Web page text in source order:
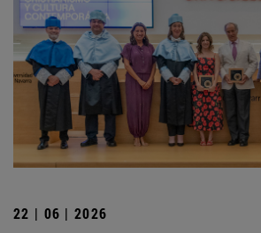
22 | 06 | 2026